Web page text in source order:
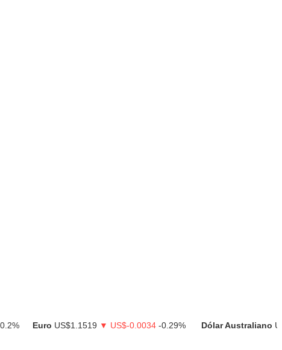
Euro US$1.1519 ▼ US$-0.0034-0.29% Dólar Australiano